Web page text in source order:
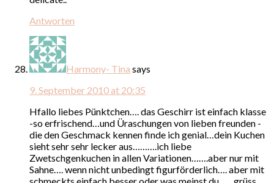
Antworten
Harmony- Tina says
9. September 2010 at 20:35
Hfallo liebes Pünktchen…. das Geschirr ist einfach klasse
-so erfrischend…und Üraschungen von lieben freunden -
die den Geschmack kennen finde ich genial…dein Kuchen
sieht sehr sehr lecker aus……….ich liebe
Zwetschgenkuchen in allen Variationen…….aber nur mit
Sahne…. wenn nicht unbedingt figurförderlich…. aber mit
schmeckts einfach besser oder was meinst du……grüss